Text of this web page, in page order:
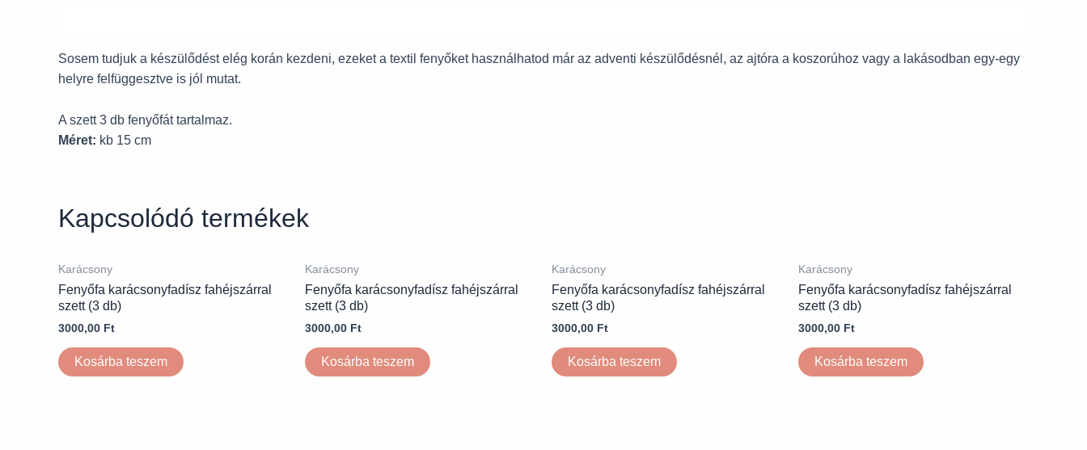
Sosem tudjuk a készülődést elég korán kezdeni, ezeket a textil fenyőket használhatod már az adventi készülődésnél, az ajtóra a koszorúhoz vagy a lakásodban egy-egy
helyre felfüggesztve is jól mutat.
A szett 3 db fenyőfát tartalmaz.
Méret: kb 15 cm
Kapcsolódó termékek
Karácsony
Fenyőfa karácsonyfadísz fahéjszárral
szett (3 db)
3000,00 Ft
Kosárba teszem
Karácsony
Fenyőfa karácsonyfadísz fahéjszárral
szett (3 db)
3000,00 Ft
Kosárba teszem
Karácsony
Fenyőfa karácsonyfadísz fahéjszárral
szett (3 db)
3000,00 Ft
Kosárba teszem
Karácsony
Fenyőfa karácsonyfadísz fahéjszárral
szett (3 db)
3000,00 Ft
Kosárba teszem